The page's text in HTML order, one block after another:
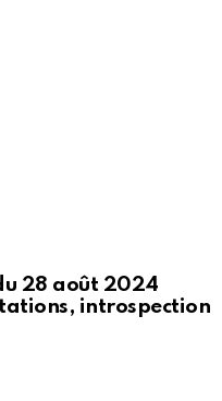
28 août 2024
introspection